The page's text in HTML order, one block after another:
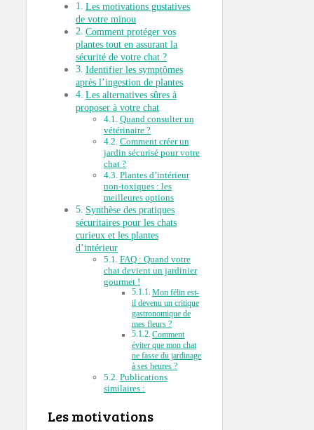
Les motivations gustatives
de votre minou
Comment protéger vos
plantes tout en assurant la
sécurité de votre chat ?
Identifier les symptômes
après l’ingestion de plantes
Les alternatives sûres à
proposer à votre chat
Quand consulter un
vétérinaire ?
Comment créer un
jardin sécurisé pour votre
chat ?
Plantes d’intérieur
non-toxiques : les
meilleures options
Synthèse des pratiques
sécuritaires pour les chats
curieux et les plantes
d’intérieur
FAQ : Quand votre
chat devient un jardinier
gourmet !
Mon félin est-
il devenu un critique
gastronomique de
mes fleurs ?
Comment
éviter que mon chat
ne fasse du jardinage
à ses heures ?
Publications
similaires :
Les motivations